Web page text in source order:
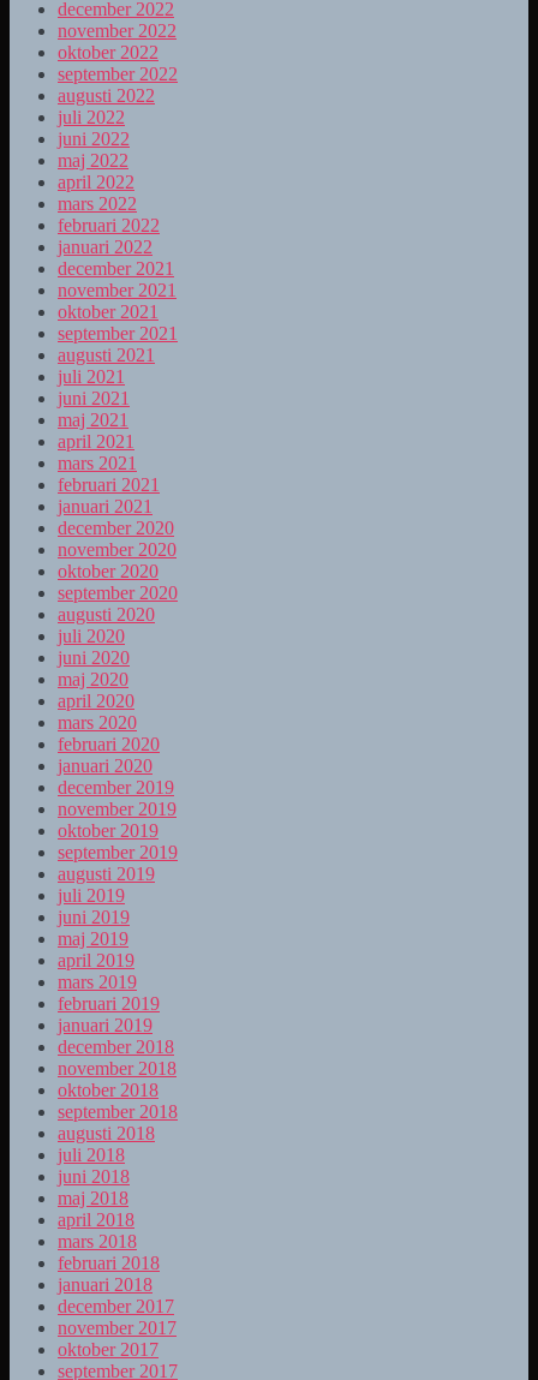
december 2022
november 2022
oktober 2022
september 2022
augusti 2022
juli 2022
juni 2022
maj 2022
april 2022
mars 2022
februari 2022
januari 2022
december 2021
november 2021
oktober 2021
september 2021
augusti 2021
juli 2021
juni 2021
maj 2021
april 2021
mars 2021
februari 2021
januari 2021
december 2020
november 2020
oktober 2020
september 2020
augusti 2020
juli 2020
juni 2020
maj 2020
april 2020
mars 2020
februari 2020
januari 2020
december 2019
november 2019
oktober 2019
september 2019
augusti 2019
juli 2019
juni 2019
maj 2019
april 2019
mars 2019
februari 2019
januari 2019
december 2018
november 2018
oktober 2018
september 2018
augusti 2018
juli 2018
juni 2018
maj 2018
april 2018
mars 2018
februari 2018
januari 2018
december 2017
november 2017
oktober 2017
september 2017